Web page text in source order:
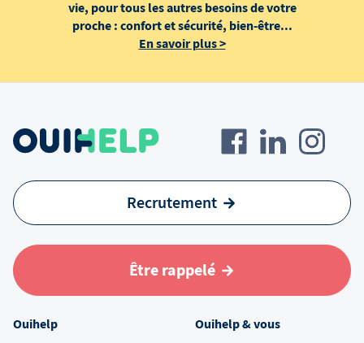
vie, pour tous les autres besoins de votre
proche : confort et sécurité, bien-être...
En savoir plus>
Recrutement
Être rappelé
Ouihelp Ouihelp & vous